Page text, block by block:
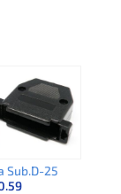
Sub.D-25